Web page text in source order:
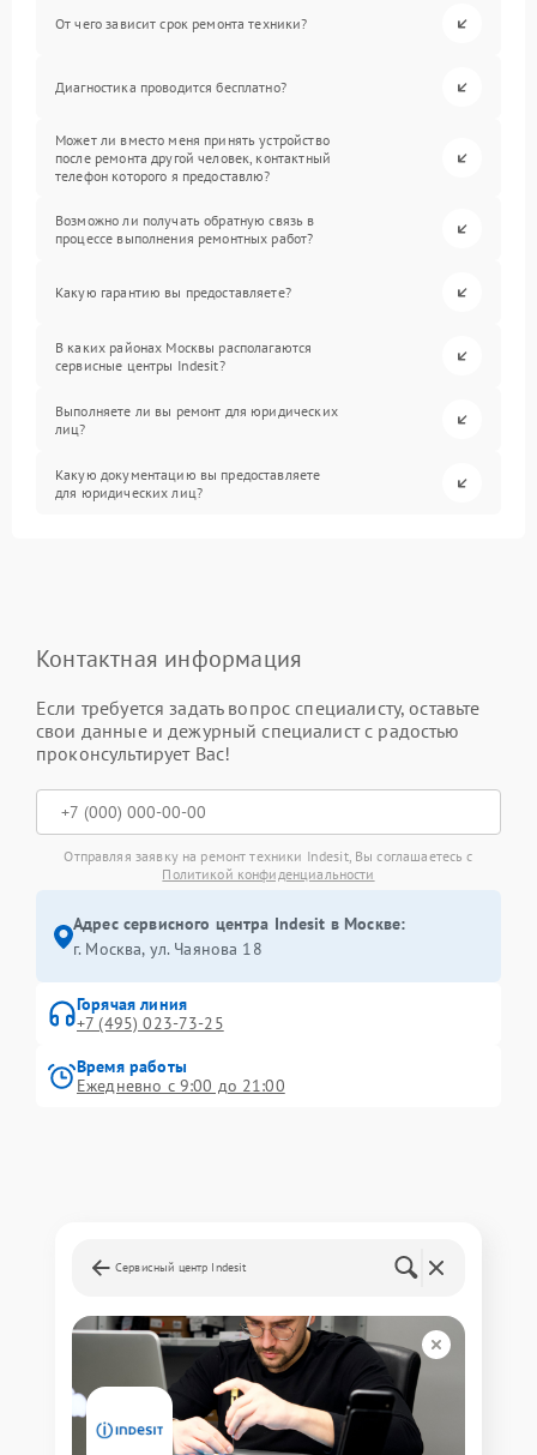
От чего зависит срок ремонта техники?
Диагностика проводится бесплатно?
Может ли вместо меня принять устройство
после ремонта другой человек, контактный
телефон которого я предоставлю?
Возможно ли получать обратную связь в
процессе выполнения ремонтных работ?
Какую гарантию вы предоставляете?
В каких районах Москвы располагаются
сервисные центры Indesit?
Выполняете ли вы ремонт для юридических
лиц?
Какую документацию вы предоставляете
для юридических лиц?
Контактная информация
Если требуется задать вопрос специалисту, оставьте
свои данные и дежурный специалист с радостью
проконсультирует Вас!
Отправляя заявку на ремонт техники Indesit, Вы соглашаетесь с
Политикой конфиденциальности
Адрес сервисного центра Indesit в Москве:
г. Москва, ул. Чаянова 18
Горячая линия
+7 (495) 023-73-25
Время работы
Ежедневно с 9:00 до 21:00
Сервисный центр Indesit